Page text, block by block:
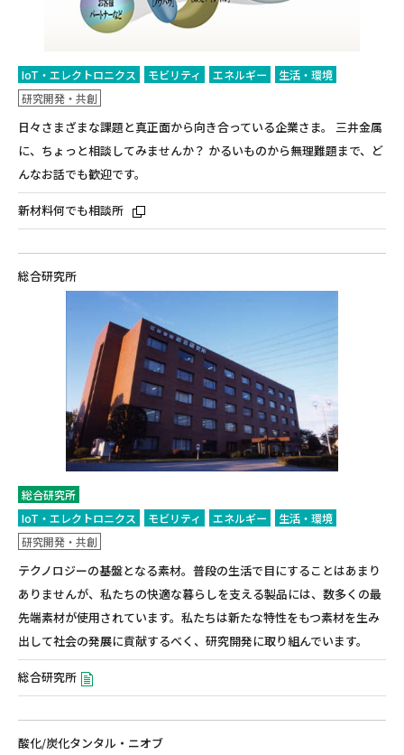
IoT・エレクトロニクス モビリティ エネルギー
生活・環境
研究開発・共創
日々さまざまな課題と真正面から向き合っている企業さま。 三井金属
に、ちょっと相談してみませんか？ かるいものから無理難題まで、ど
んなお話でも歓迎です。
新材料何でも相談所
総合研究所
総合研究所
IoT・エレクトロニクス
モビリティ エネルギー
生活・環境
研究開発・共創
テクノロジーの基盤となる素材。普段の生活で目にすることはあまり
ありませんが、私たちの快適な暮らしを支える製品には、数多くの最
先端素材が使用されています。私たちは新たな特性をもつ素材を生み
出して社会の発展に貢献するべく、研究開発に取り組んでいます。
総合研究所
酸化/炭化タンタル・ニオブ